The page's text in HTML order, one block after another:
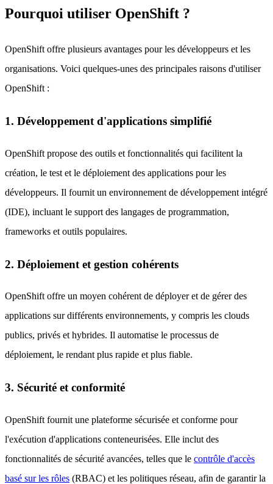
Pourquoi utiliser OpenShift ?
OpenShift offre plusieurs avantages pour les développeurs et les
organisations. Voici quelques-unes des principales raisons d'utiliser
OpenShift :
1. Développement d'applications simplifié
OpenShift propose des outils et fonctionnalités qui facilitent la
création, le test et le déploiement des applications pour les
développeurs. Il fournit un environnement de développement intégré
(IDE), incluant le support des langages de programmation,
frameworks et outils populaires.
2. Déploiement et gestion cohérents
OpenShift offre un moyen cohérent de déployer et de gérer des
applications sur différents environnements, y compris les clouds
publics, privés et hybrides. Il automatise le processus de
déploiement, le rendant plus rapide et plus fiable.
3. Sécurité et conformité
OpenShift fournit une plateforme sécurisée et conforme pour
l'exécution d'applications conteneurisées. Elle inclut des
fonctionnalités de sécurité avancées, telles que le contrôle d'accès
basé sur les rôles (RBAC) et les politiques réseau, afin de garantir la